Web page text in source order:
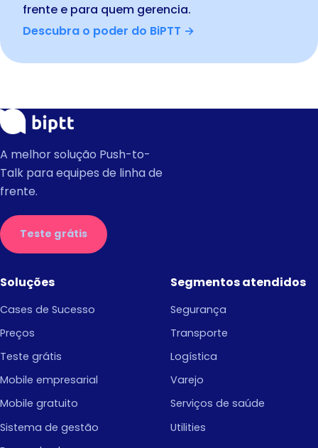
frente e para quem gerencia.
Descubra o poder do BiPTT →
A melhor solução Push-to-
Talk para equipes de linha de
frente.
Teste grátis
Soluções
Cases de Sucesso
Preços
Teste grátis
Mobile empresarial
Mobile gratuito
Sistema de gestão
Segmentos atendidos
Segurança
Transporte
Logística
Varejo
Serviços de saúde
Utilities